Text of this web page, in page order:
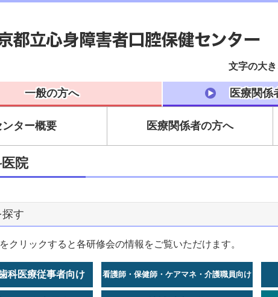
文字の大
一般の方へ 医療関係
ンター概要 医療関係者の方へ
院
す
クリックすると各研修会の情報をご覧いただけます。
科医療従事者向け 看護師・保健師・ケアマネ・介護職員向け